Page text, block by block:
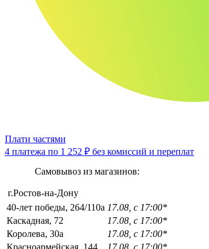
Плати частями
4 платежа по 1 252 ₽ без комиссий и переплат
Самовывоз из магазинов:
г.Ростов-на-Дону
40-лет победы, 264/110а 17.08, с 17:00*
Каскадная, 72
17.08, с 17:00*
Королева, 30а
17.08, с 17:00*
Красноармейская, 144
17.08, с 17:00*